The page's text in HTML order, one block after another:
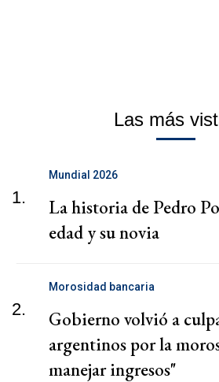
Las más
1.
Mundial 2026
La historia de Pedro
edad y su novia
2.
Morosidad bancaria
Gobierno volvió a
argentinos por la
manejar ingresos"